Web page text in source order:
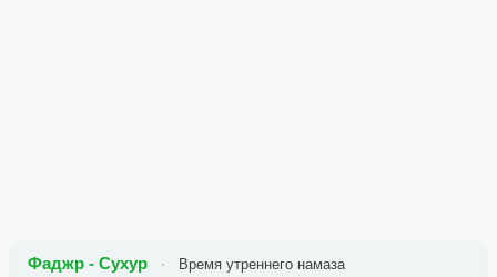
Фаджр - Сухур Время утреннего намаза